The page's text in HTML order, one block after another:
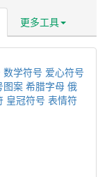
更多工具
数学符号 爱心符号
图案 希腊字母 俄
皇冠符号 表情符